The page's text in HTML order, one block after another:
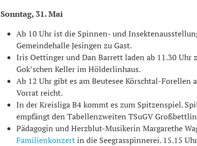
Sonntag, 31. Mai
Ab 10 Uhr ist die Spinnen- und
Gemeindehalle Jesingen zu Gast.
Iris Oettinger und Dan Barrett laden ab 11.30 Uhr
Gok’schen Keller im Hölderlinhaus.
Ab 12 Uhr gibt es am Beutesee Körschtal-Forellen
Vorrat reicht.
In der Kreisliga B4 kommt es zum Spitzenspiel.
empfängt den Tabellenzweiten TSuGV
Pädagogin und Herzblut-Musikerin Margarethe
Familienkonzertin die Seegrasspinnerei. 15.15